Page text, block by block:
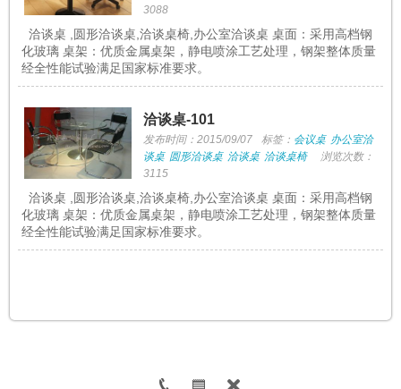
3088
洽谈桌 ,圆形洽谈桌,洽谈桌椅,办公室洽谈桌 桌面：采用高档钢
化玻璃 桌架：优质金属桌架，静电喷涂工艺处理，钢架整体质量
经全性能试验满足国家标准要求。
洽谈桌-101
发布时间：2015/09/07 标签： 会议桌 办公室洽
谈桌 圆形洽谈桌 洽谈桌 洽谈桌椅
浏览次数：
3115
洽谈桌 ,圆形洽谈桌,洽谈桌椅,办公室洽谈桌 桌面：采用高档钢
化玻璃 桌架：优质金属桌架，静电喷涂工艺处理，钢架整体质量
经全性能试验满足国家标准要求。